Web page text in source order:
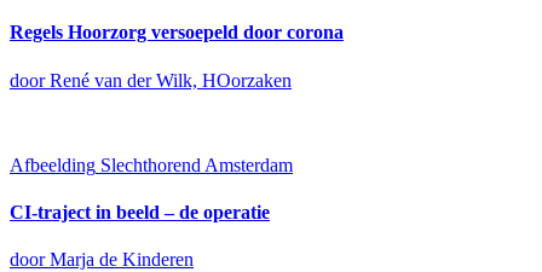
Regels Hoorzorg versoepeld door corona
door René van der Wilk, HOorzaken
Afbeelding Slechthorend Amsterdam
CI-traject in beeld – de operatie
door Marja de Kinderen